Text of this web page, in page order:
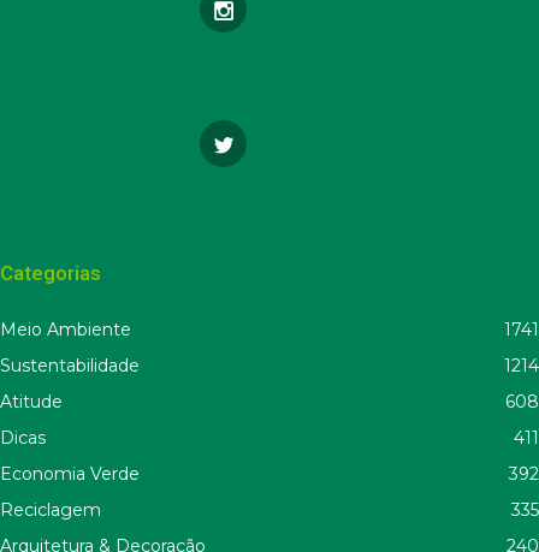
Categorias
Meio Ambiente
1741
Sustentabilidade
1214
Atitude
608
Dicas
411
Economia Verde
392
Reciclagem
335
Arquitetura & Decoração
240